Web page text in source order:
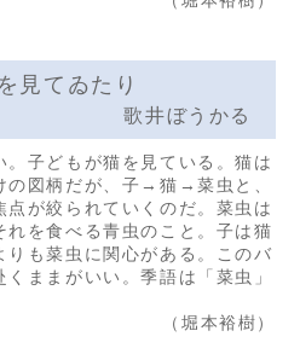
見てゐたり
歌井ぼうかる
。子どもが猫を見ている。猫は
の図柄だが、子→猫→菜虫と、
が絞られていくのだ。菜虫は
れを食べる青虫のこと。子は猫
りも菜虫に関心がある。このバ
ままがいい。季語は「菜虫」
（堀本裕樹）